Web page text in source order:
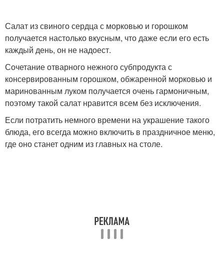
Классический салат Салат с сердца
Салат с куриными
сердечками
Салат с отварным
сердцем
Салаты из говяжьего
Сердце для салата
Салат из свиного сердца с морковью и горошком
получается настолько вкусным, что даже если его есть
каждый день, он не надоест.
Сочетание отварного нежного субпродукта с
консервированным горошком, обжаренной морковью и
маринованным луком получается очень гармоничным,
поэтому такой салат нравится всем без исключения.
Если потратить немного времени на украшение такого
блюда, его всегда можно включить в праздничное меню,
где оно станет одним из главных на столе.